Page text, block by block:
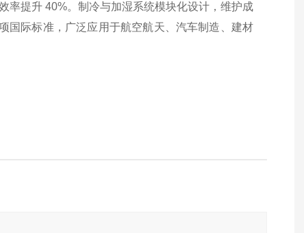
率提升 40%。制冷与加湿系统模块化设计，维护成
国际标准，广泛应用于航空航天、汽车制造、建材